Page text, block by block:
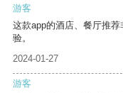
游客
这款app的酒店、餐厅推
验。
2024-01-27
游客